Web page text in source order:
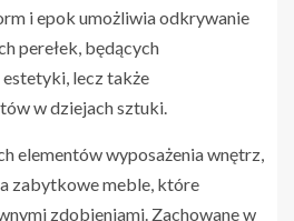
i epok umożliwia odkrywanie
perełek, będących
lecz także
w dziejach sztuki.
elementów wyposażenia wnętrz,
zabytkowe meble, które
zdobieniami. Zachowane w